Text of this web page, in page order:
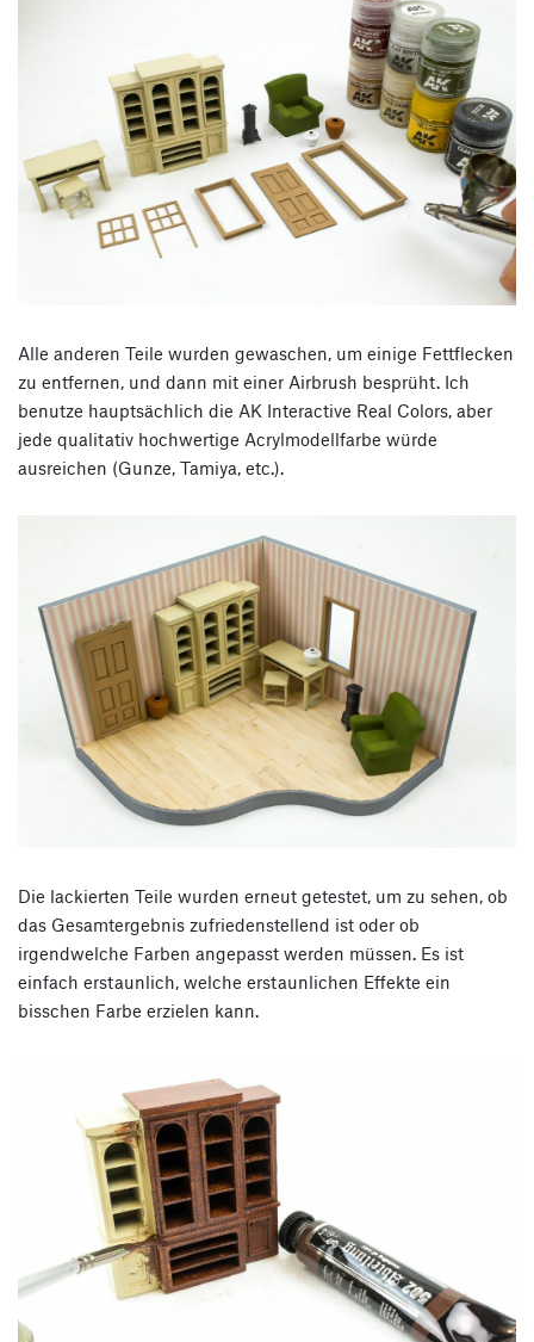
Alle anderen Teile wurden gewaschen, um einige Fettflecken
zu entfernen, und dann mit einer Airbrush besprüht. Ich
benutze hauptsächlich die AK Interactive Real Colors, aber
jede qualitativ hochwertige Acrylmodellfarbe würde
ausreichen (Gunze, Tamiya, etc.).
Die lackierten Teile wurden erneut getestet, um zu sehen, ob
das Gesamtergebnis zufriedenstellend ist oder ob
irgendwelche Farben angepasst werden müssen. Es ist
einfach erstaunlich, welche erstaunlichen Effekte ein
bisschen Farbe erzielen kann.